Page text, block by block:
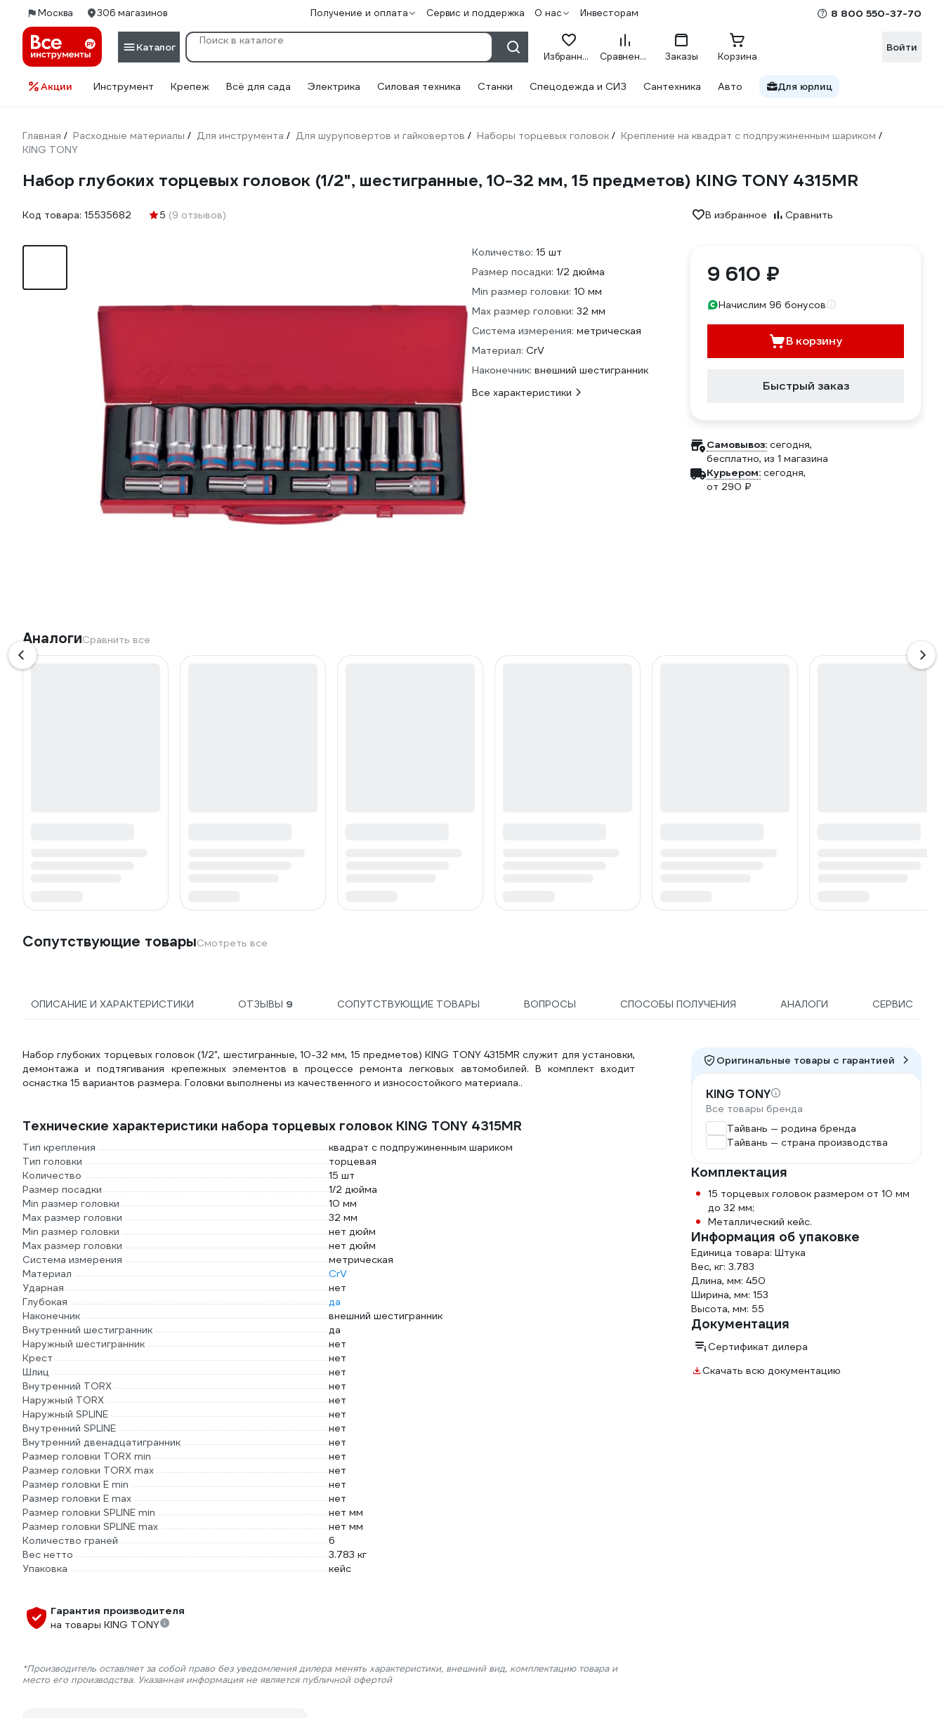
Москва 306 магазинов Получение и оплата Сервис и поддержка О нас Инвесторам 8 800 550-37-70
Каталог
Избранное Сравнение Заказы Корзина
Войти
Акции Инструмент Крепеж Всё для сада Электрика Силовая техника Станки Спецодежда и СИЗ Сантехника Авто Для юрлиц
Главная / Расходные материалы / Для инструмента / Для шуруповертов и гайковертов / Наборы торцевых головок / Крепление на квадрат с подпружиненным шариком /
KING TONY
Набор глубоких торцевых головок (1/2", шестигранные, 10-32 мм, 15 предметов) KING TONY 4315MR
Код товара: 15535682 5 (9 отзывов) В избранное Сравнить
Количество: 15 шт
Размер посадки: 1/2 дюйма
Min размер головки: 10 мм
Max размер головки: 32 мм
Система измерения: метрическая
Материал: CrV
Наконечник: внешний шестигранник
Все характеристики
9 610 ₽
Начислим 96 бонусов
В корзину
Быстрый заказ
Самовывоз: сегодня,
бесплатно, из 1 магазина
Курьером: сегодня,
от 290 ₽
АналогиСравнить все
Сопутствующие товарыСмотреть все
ОПИСАНИЕ И ХАРАКТЕРИСТИКИ ОТЗЫВЫ 9 СОПУТСТВУЮЩИЕ ТОВАРЫ ВОПРОСЫ СПОСОБЫ ПОЛУЧЕНИЯ АНАЛОГИ СЕРВИС
Набор глубоких торцевых головок (1/2", шестигранные, 10-32 мм, 15 предметов) KING TONY 4315MR служит для установки,
демонтажа и подтягивания крепежных элементов в процессе ремонта легковых автомобилей. В комплект входит
оснастка 15 вариантов размера. Головки выполнены из качественного и износостойкого материала..
Технические характеристики набора торцевых головок KING TONY 4315MR
Тип крепления
квадрат с подпружиненным шариком
Тип головки
торцевая
Количество
15 шт
Размер посадки
1/2 дюйма
Min размер головки
10 мм
Max размер головки
32 мм
Min размер головки
нет дюйм
Max размер головки
нет дюйм
Система измерения
метрическая
Материал
CrV
Ударная
нет
Глубокая
да
Наконечник
внешний шестигранник
Внутренний шестигранник
да
Наружный шестигранник
нет
Крест
нет
Шлиц
нет
Внутренний TORX
нет
Наружный TORX
нет
Наружный SPLINE
нет
Внутренний SPLINE
нет
Внутренний двенадцатигранник
нет
Размер головки TORX min
нет
Размер головки TORX max
нет
Размер головки E min
нет
Размер головки E max
нет
Размер головки SPLINE min
нет мм
Размер головки SPLINE max
нет мм
Количество граней
6
Вес нетто
3.783 кг
Упаковка
кейс
Гарантия производителя
на товары KING TONY
*Производитель оставляет за собой право без уведомления дилера менять характеристики, внешний вид, комплектацию товара и
место его производства. Указанная информация не является публичной офертой
Оригинальные товары c гарантией
KING TONY
Все товары бренда
Тайвань — родина бренда
Тайвань — страна производства
Комплектация
15 торцевых головок размером от 10 мм
до 32 мм;
Металлический кейс.
Информация об упаковке
Единица товара: Штука
Вес, кг: 3.783
Длина, мм: 450
Ширина, мм: 153
Высота, мм: 55
Документация
Сертификат дилера
Скачать всю документацию